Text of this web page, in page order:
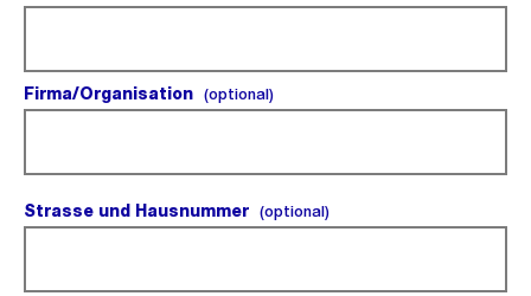
Firma/Organisation (optional)(optional).
Strasse und Hausnummer (optional)(optional).